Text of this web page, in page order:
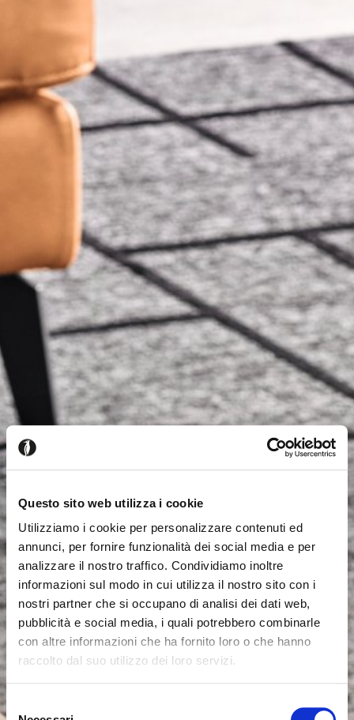
Questo sito web utilizza i cookie
Utilizziamo i cookie per personalizzare contenuti ed
annunci, per fornire funzionalità dei social media e per
analizzare il nostro traffico. Condividiamo inoltre
informazioni sul modo in cui utilizza il nostro sito con i
nostri partner che si occupano di analisi dei dati web,
pubblicità e social media, i quali potrebbero combinarle
con altre informazioni che ha fornito loro o che hanno
raccolto dal suo utilizzo dei loro servizi.
Selezione
Seems like you’re browsing from Close